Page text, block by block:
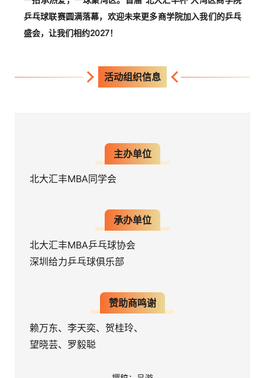
乒乓球联赛圆满落幕，欢迎未来更多商学院加入我们的乒乓
盛会，让我们相约2027！
活动组织信息
主办单位
北大汇丰MBA同学会
承办单位
北大汇丰MBA乒乓球协会
深圳给力乒乓球俱乐部
赞助商鸣谢
赖万东、李天奕、贺桂玲、
望晓芸、罗毅聪